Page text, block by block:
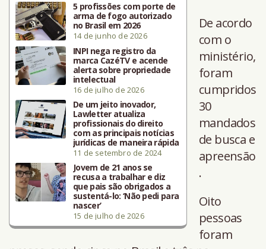
5 profissões com porte de
arma de fogo autorizado
no Brasil em 2026
14 de junho de 2026
INPI nega registro da
marca CazéTV e acende
alerta sobre propriedade
intelectual
16 de julho de 2026
De um jeito inovador,
Lawletter atualiza
profissionais do direito
com as principais notícias
jurídicas de maneira rápida
11 de setembro de 2024
Jovem de 21 anos se
recusa a trabalhar e diz
que pais são obrigados a
sustentá-lo: ‘Não pedi para
nascer’
15 de julho de 2026
De acordo
com o
ministério,
foram
cumpridos
30
mandados
de busca e
apreensão
.
Oito
pessoas
foram